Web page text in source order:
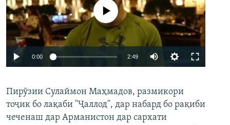
Auto 240p 360p 480p
Феълан кор намекунад
0:00 2:49
360p
480p
Пирӯзии Сулаймон Маҳмадов, размикори
тоҷик бо лақаби "Ҷаллод", дар набард бо рақиби
чеченаш дар Арманистон дар сархати